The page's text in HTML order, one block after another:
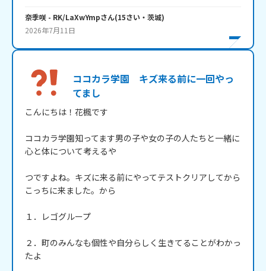
奈季咲 - RK/LaXwYmpさん(15さい・ 茨城)
2026年7月11日
ココカラ学園 キズ来る前に一回やっ
てまし
こんにちは！花楓です
ココカラ学園知ってます男の子や女の子の人たちと一緒に
心と体について考えるや
つですよね。キズに来る前にやってテストクリアしてから
こっちに来ました。から
１．レゴグループ
２．町のみんなも個性や自分らしく生きてることがわかっ
たよ